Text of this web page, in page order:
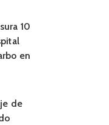
10
en
de